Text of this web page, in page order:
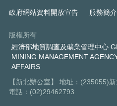
政府網站資料開放宣告 服務簡介
版權所有
經濟部地質調查及礦業管理中心
MINING MANAGEMENT
AFFAIRS
【新北辦公室】 地址：(235055)
電話：(02)29462793